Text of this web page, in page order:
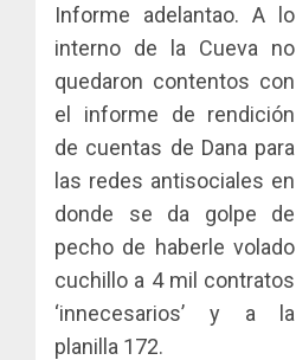
Informe adelantao. A lo
interno de la Cueva no
quedaron contentos con
el informe de rendición
de cuentas de Dana para
las redes antisociales en
donde se da golpe de
pecho de haberle volado
cuchillo a 4 mil contratos
‘innecesarios’ y a la
planilla 172.